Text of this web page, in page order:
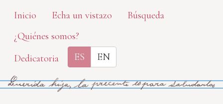
Skip
main
content
Inicio Echa un vistazo
Búsqueda
¿Quiénes somos?
Dedicatoria
ES EN